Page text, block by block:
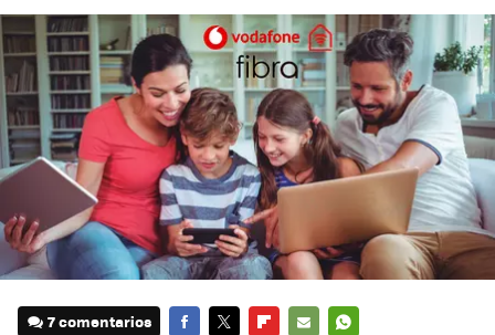
7 comentarios